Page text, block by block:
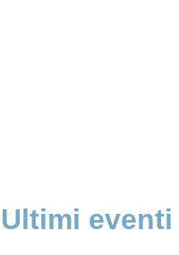
Ultimi eventi